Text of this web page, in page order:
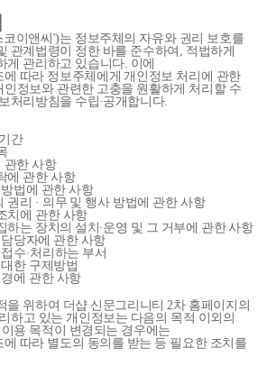
이앤씨')는 정보주체의 자유와 권리 보호를
관계법령이 정한 바를 준수하여, 적법하게
관리하고 있습니다. 이에
에 따라 정보주체에게 개인정보 처리에 관한
정보와 관련한 고충을 원활하게 처리할 수
처리방침을 수립∙공개합니다.
간
관한 사항
에 관한 사항
법에 관한 사항
권리 · 의무 및 행사 방법에 관한 사항
치에 관한 사항
하는 장치의 설치∙운영 및 그 거부에 관한 사항
당자에 관한 사항
수·처리하는 부서
한 구제방법
에 관한 사항
을 위하여 더샵 신문그리니티 2차 홈페이지의
하고 있는 개인정보는 다음의 목적 이외의
용 목적이 변경되는 경우에는
에 따라 별도의 동의를 받는 등 필요한 조치를